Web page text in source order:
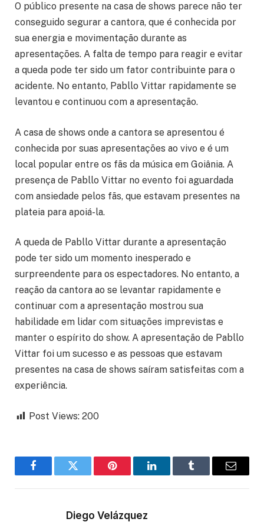
O público presente na casa de shows parece não ter
conseguido segurar a cantora, que é conhecida por
sua energia e movimentação durante as
apresentações. A falta de tempo para reagir e evitar
a queda pode ter sido um fator contribuinte para o
acidente. No entanto, Pabllo Vittar rapidamente se
levantou e continuou com a apresentação.
A casa de shows onde a cantora se apresentou é
conhecida por suas apresentações ao vivo e é um
local popular entre os fãs da música em Goiânia. A
presença de Pabllo Vittar no evento foi aguardada
com ansiedade pelos fãs, que estavam presentes na
plateia para apoiá-la.
A queda de Pabllo Vittar durante a apresentação
pode ter sido um momento inesperado e
surpreendente para os espectadores. No entanto, a
reação da cantora ao se levantar rapidamente e
continuar com a apresentação mostrou sua
habilidade em lidar com situações imprevistas e
manter o espírito do show. A apresentação de Pabllo
Vittar foi um sucesso e as pessoas que estavam
presentes na casa de shows saíram satisfeitas com a
experiência.
Post Views: 200
FacebookTwitter Pinterest LinkedInTumblr Email
Diego Velázquez